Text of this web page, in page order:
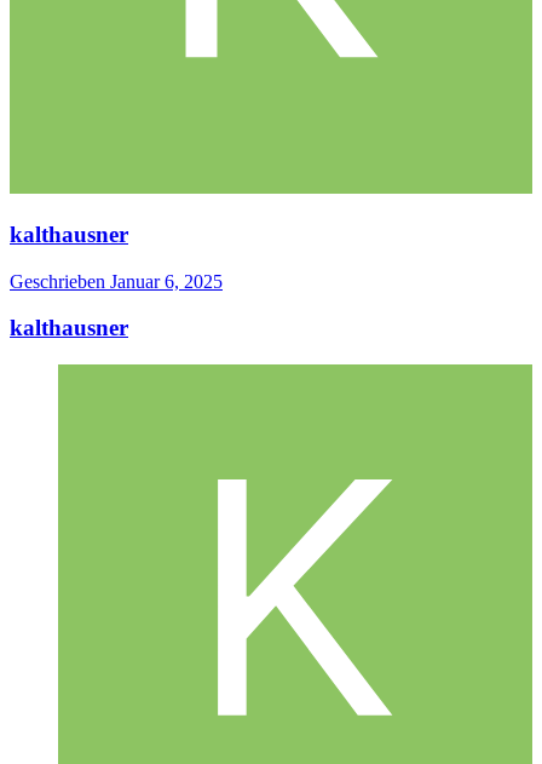
kalthausner
Geschrieben Januar 6, 2025
kalthausner